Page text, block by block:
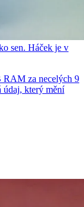
sen. Háček je v
RAM za necelých 9
údaj, který mění